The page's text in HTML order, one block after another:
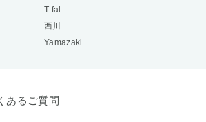
T-fal
西川
Yamazaki
あるご質問